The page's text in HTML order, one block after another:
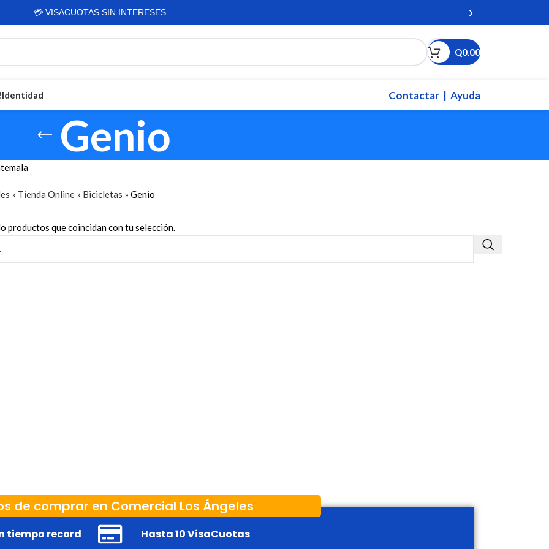
💳 VISACUOTAS SIN INTERESES ›
Q0.00
Bicicletas Para Todo
Bicicletas Shimano
Identidad Contactar | Ayuda
Genio
» Tienda Online» Bicicletas » Genio
productos que coincidan con tu selección.
de comprar en Comercial Los Ángeles
tiempo record Hasta 10 VisaCuotas